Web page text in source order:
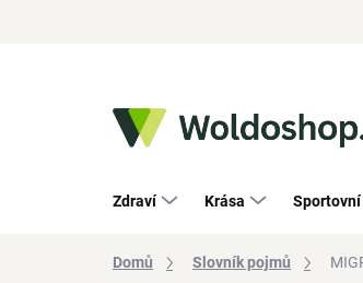
Zdraví Krása Sportovní
Domů Slovník pojmů